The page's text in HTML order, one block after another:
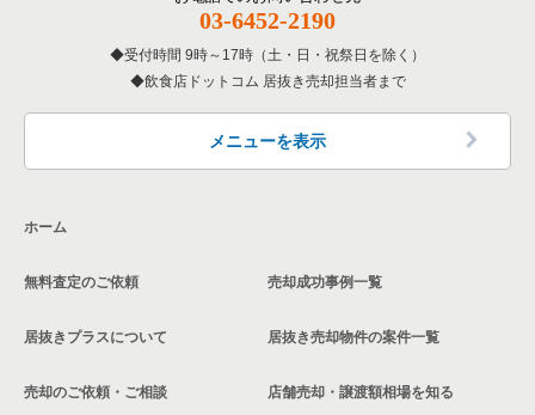
大阪市天王寺区の飲食店の居抜き売却物件の案件一覧
高石市の飲食店の居抜き売却物件の案件一覧
大阪市鶴見区の飲食店の居抜き売却物件の案件一覧
大阪市浪速区の飲食店の居抜き売却物件の案件一覧
八尾市の飲食店の居抜き売却物件の案件一覧
大阪府の和食の居抜き売却物件の案件一覧
大阪府の洋食の居抜き売却物件の案件一覧
大阪府のその他の居抜き売却物件の案件一覧
03-6452-2190
受付時間 9時～17時（土・日・祝祭日を除く）
飲食店ドットコム 居抜き売却担当者まで
メニューを表示
ホーム
無料査定のご依頼
居抜きプラスについて
売却のご依頼・ご相談
売却成功事例一覧
居抜き売却物件の案件一覧
店舗売却・譲渡額相場を知る